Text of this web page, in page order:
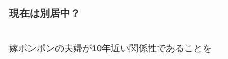
現在は別居中？
嫁ポンポンの夫婦が10年近い関係性であることを